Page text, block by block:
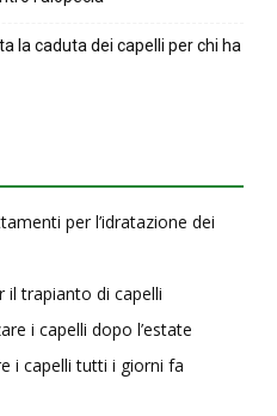
la caduta dei capelli per chi ha
per l’idratazione dei
il trapianto di capelli
i capelli dopo l’estate
i capelli tutti i giorni fa